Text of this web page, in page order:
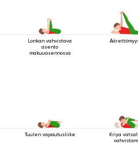
Lonkan vahvistava
asento
makuuasennossa
Tuulen vapautusliike
Kriya